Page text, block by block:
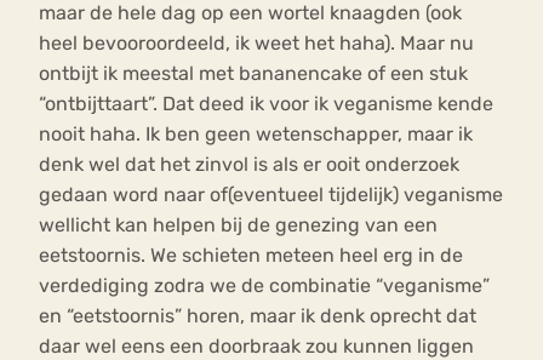
maar de hele dag op een wortel knaagden (ook
heel bevooroordeeld, ik weet het haha). Maar nu
ontbijt ik meestal met bananencake of een stuk
“ontbijttaart”. Dat deed ik voor ik veganisme kende
nooit haha. Ik ben geen wetenschapper, maar ik
denk wel dat het zinvol is als er ooit onderzoek
gedaan word naar of(eventueel tijdelijk) veganisme
wellicht kan helpen bij de genezing van een
eetstoornis. We schieten meteen heel erg in de
verdediging zodra we de combinatie “veganisme”
en “eetstoornis” horen, maar ik denk oprecht dat
daar wel eens een doorbraak zou kunnen liggen